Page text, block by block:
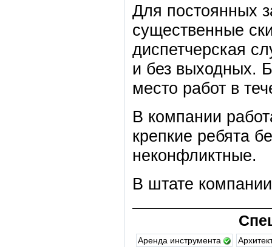
Для постоянных
существенные
диспетчерская
и без выходных.
место работ в
В компании
крепкие ребята
неконфликтные.
В штате
Аренда инструмента